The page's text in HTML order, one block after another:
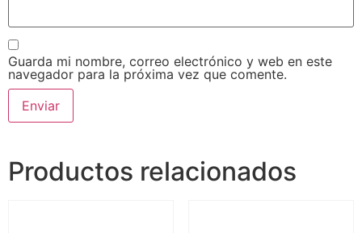
Guarda mi nombre, correo electrónico y web en este
navegador para la próxima vez que comente.
Productos relacionados